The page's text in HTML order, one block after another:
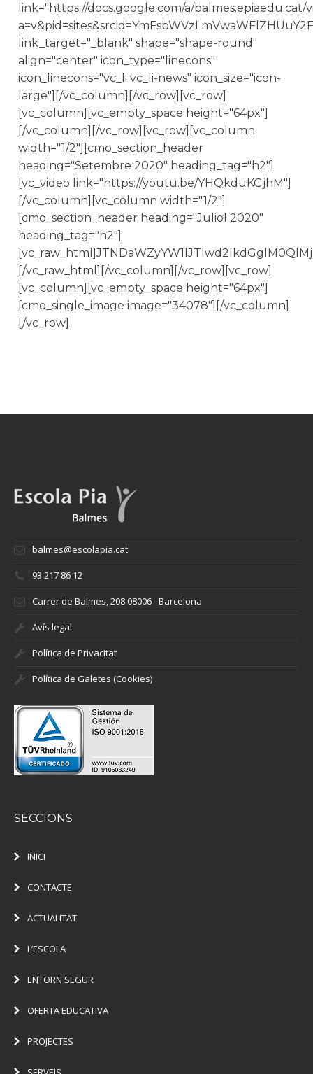
link="https://docs.google.com/a/balmes.epiaedu.cat/
link_target="_blank" shape="shape-round"
align="center" icon_type="linecons"
icon_linecons="vc_li vc_li-news" icon_size="icon-
large"][/vc_column][/vc_row][vc_row]
[vc_column][vc_empty_space height="64px"]
[/vc_column][/vc_row][vc_row][vc_column
width="1/2"][cmo_section_header
heading="Setembre 2020" heading_tag="h2"]
[vc_video link="https://youtu.be/YHQkduKGjhM"]
[/vc_column][vc_column width="1/2"]
[cmo_section_header heading="Juliol 2020"
heading_tag="h2"]
[/vc_raw_html][/vc_column][/vc_row][vc_row]
[vc_column][vc_empty_space height="64px"]
[cmo_single_image image="34078"][/vc_column]
[/vc_row]
balmes@escolapia.cat
93 217 86 12
Carrer de Balmes, 208 08006 - Barcelona
Avís legal
Política de Privacitat
Política de Galetes (Cookies)
SECCIONS
INICI
CONTACTE
ACTUALITAT
L’ESCOLA
ENTORN SEGUR
OFERTA EDUCATIVA
PROJECTES